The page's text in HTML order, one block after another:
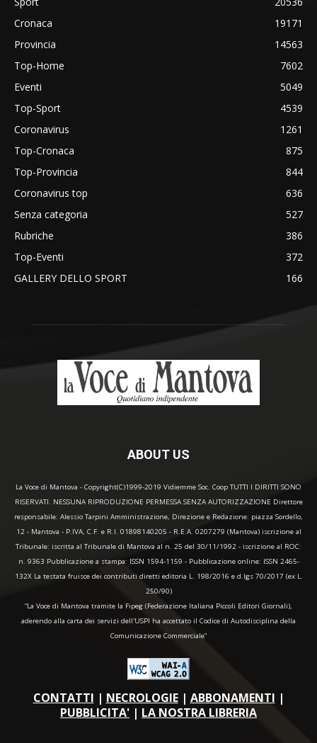
Cronaca
19171
Provincia
14563
Top-Home
7602
Eventi
5049
Top-Sport
4539
Coronavirus
1261
Top-Cronaca
875
Top-Provincia
844
Coronavirus top
636
Senza categoria
527
Rubriche
386
Top-Eventi
372
GALLERY DELLO SPORT
166
ABOUT US
La Voce di Mantova - Copyright(C)1999-2019 Vidiemme Soc. Coop TUTTI I DIRITTI SONO
RISERVATI. NESSUNA RIPRODUZIONE PERMESSA SENZA AUTORIZZAZIONE Direttore
responsabile: Alessio Tarpini Amministrazione, Direzione e Redazione: piazza Sordello,
12 - Mantova - P.IVA, C.F. e R.I. 01898140205 - R.E.A. 0207279 (Mantova) iscrizione al
Tribunale: iscritta al Tribunale di Mantova al n. 25 del 30/11/1992 - iscrizione al ROC:
n. 9363 Pubblicazione a stampa: ISSN 1594-1159 - Pubblicazione online: ISSN 2465-
132X La testata fruisce dei contributi diretti editoria L. 198/2016 e d.lgs 70/2017 (ex L.
250/90)
“La Voce di Mantova tramite la Fipeg (Federazione Italiana Piccoli Editori Giornali),
aderendo alla carta dei servizi dell'USPI ha accettato il Codice di Autodisciplina della
Comunicazione Commerciale"
CONTATTI | NECROLOGIE| ABBONAMENTI |
PUBBLICITA' | LA NOSTRA LIBRERIA